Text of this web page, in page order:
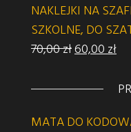
NAKLEJKI NA
SZKOLNE, DO
70,00złPierwotna
60,00 zł
MATA DO